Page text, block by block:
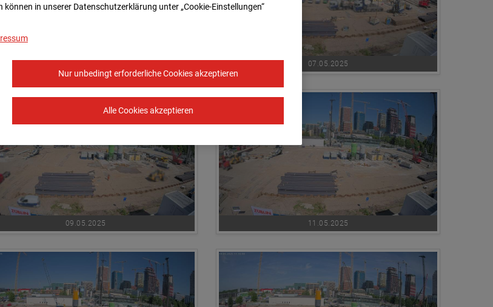
07.05.2025
09.05.2025 11.05.2025
in unserer Datenschutzerklärung unter „Cookie-Einstellungen“
Nur unbedingt erforderliche Cookies akzeptieren
Alle Cookies akzeptieren